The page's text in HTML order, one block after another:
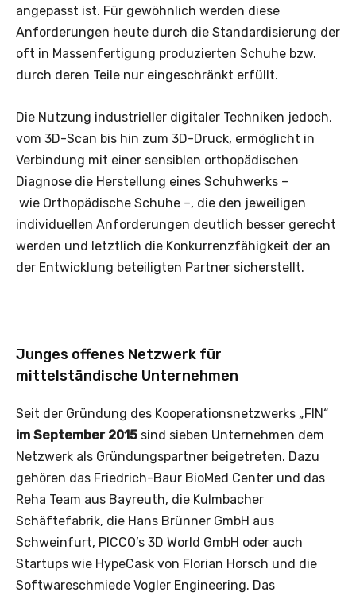
angepasst ist. Für gewöhnlich werden diese
Anforderungen heute durch die Standardisierung der
oft in Massenfertigung produzierten Schuhe bzw.
durch deren Teile nur eingeschränkt erfüllt.
Die Nutzung industrieller digitaler Techniken jedoch,
vom 3D-Scan bis hin zum 3D-Druck, ermöglicht in
Verbindung mit einer sensiblen orthopädischen
Diagnose die Herstellung eines Schuhwerks –
wie Orthopädische Schuhe –, die den jeweiligen
individuellen Anforderungen deutlich besser gerecht
werden und letztlich die Konkurrenzfähigkeit der an
der Entwicklung beteiligten Partner sicherstellt.
Junges offenes Netzwerk für
mittelständische Unternehmen
Seit der Gründung des Kooperationsnetzwerks „FIN“
im September 2015 sind sieben Unternehmen dem
Netzwerk als Gründungspartner beigetreten. Dazu
gehören das Friedrich-Baur BioMed Center und das
Reha Team aus Bayreuth, die Kulmbacher
Schäftefabrik, die Hans Brünner GmbH aus
Schweinfurt, PICCO’s 3D World GmbH oder auch
Startups wie HypeCask von Florian Horsch und die
Softwareschmiede Vogler Engineering. Das